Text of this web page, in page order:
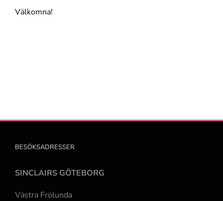
Välkomna!
BESÖKSADRESSER
SINCLAIRS GÖTEBORG
Västra Frölunda